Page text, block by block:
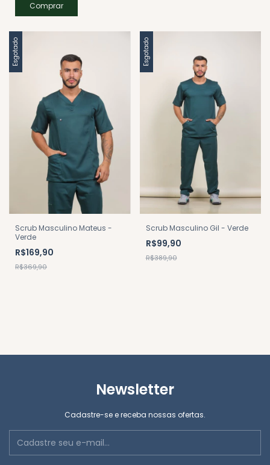
Comprar
Esgotado
Scrub Masculino Mateus -
Verde
R$169,90
R$369,90
Esgotado
Scrub Masculino Gil - Verde
R$99,90
R$389,90
Newsletter
Cadastre-se e receba nossas ofertas.